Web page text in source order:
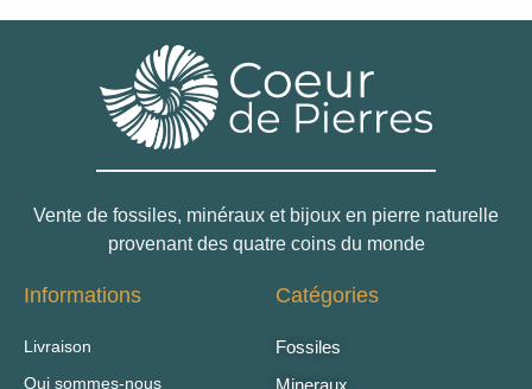
Vente de fossiles, minéraux et bijoux en pierre naturelle
provenant des quatre coins du monde
Informations
Livraison
Qui sommes-nous
Catégories
Fossiles
Mineraux